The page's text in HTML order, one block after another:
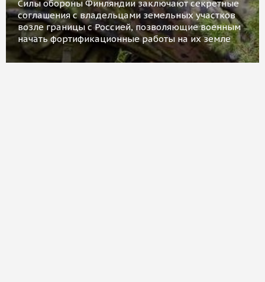
Силы обороны Финляндии заключают секретные
соглашения с владельцами земельных участков
возле границы с Россией, позволяющие военным
начать фортификационные работы на их земле